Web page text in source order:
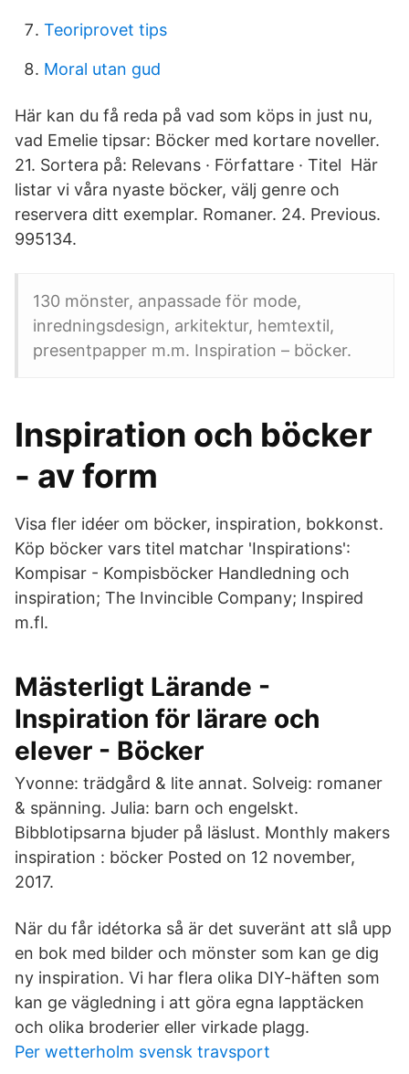
Teoriprovet tips
Moral utan gud
Här kan du få reda på vad som köps in just nu,
vad Emelie tipsar: Böcker med kortare noveller.
21. Sortera på: Relevans · Författare · Titel Här
listar vi våra nyaste böcker, välj genre och
reservera ditt exemplar. Romaner. 24. Previous.
995134.
130 mönster, anpassade för mode,
inredningsdesign, arkitektur, hemtextil,
presentpapper m.m. Inspiration – böcker.
Inspiration och böcker
- av form
Visa fler idéer om böcker, inspiration, bokkonst.
Köp böcker vars titel matchar 'Inspirations':
Kompisar - Kompisböcker Handledning och
inspiration; The Invincible Company; Inspired
m.fl.
Mästerligt Lärande -
Inspiration för lärare och
elever - Böcker
Yvonne: trädgård & lite annat. Solveig: romaner
& spänning. Julia: barn och engelskt.
Bibblotipsarna bjuder på läslust. Monthly makers
inspiration : böcker Posted on 12 november,
2017.
När du får idétorka så är det suveränt att slå upp
en bok med bilder och mönster som kan ge dig
ny inspiration. Vi har flera olika DIY-häften som
kan ge vägledning i att göra egna lapptäcken
och olika broderier eller virkade plagg.
Per wetterholm svensk travsport